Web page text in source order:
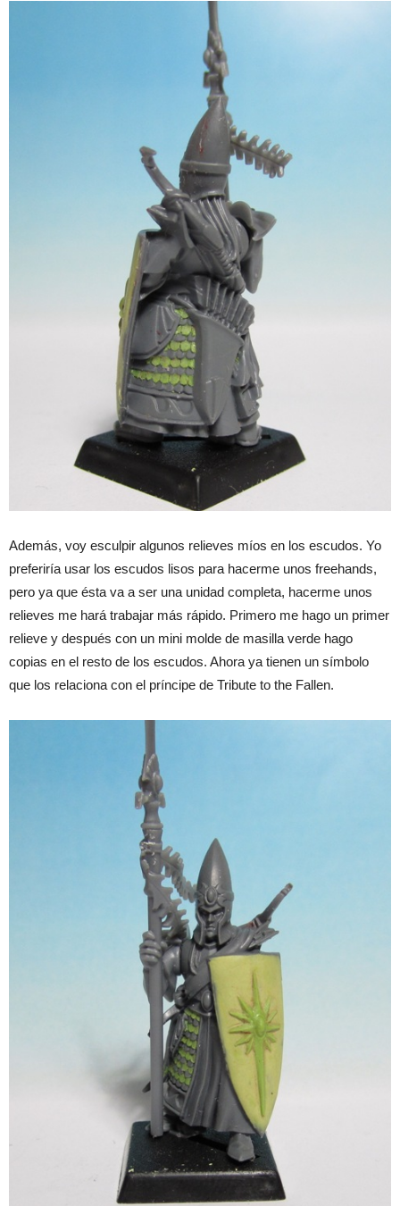
Además, voy esculpir algunos relieves míos en los escudos. Yo
preferiría usar los escudos lisos para hacerme unos freehands,
pero ya que ésta va a ser una unidad completa, hacerme unos
relieves me hará trabajar más rápido. Primero me hago un primer
relieve y después con un mini molde de masilla verde hago
copias en el resto de los escudos. Ahora ya tienen un símbolo
que los relaciona con el príncipe de Tribute to the Fallen.